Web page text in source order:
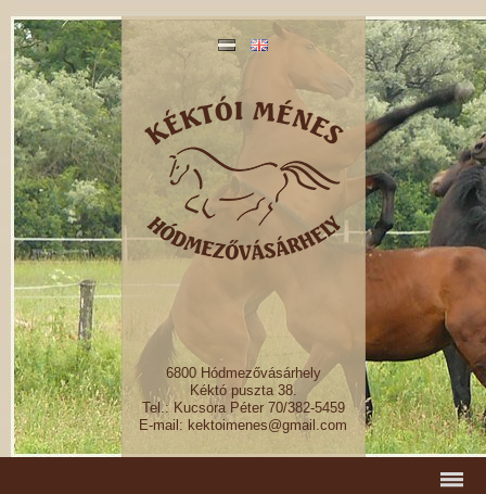
6800 Hódmezővásárhely
Kéktó puszta 38.
Tel.: Kucsora Péter 70/382-5459
E-mail: kektoimenes@gmail.com